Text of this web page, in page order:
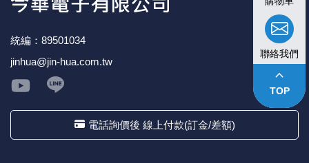
聯絡我們
keyboard_arrow_up
TOP
統編：89501034
jinhua@jin-hua.com.tw
電話詢價後 線上付款(訂金/差額)